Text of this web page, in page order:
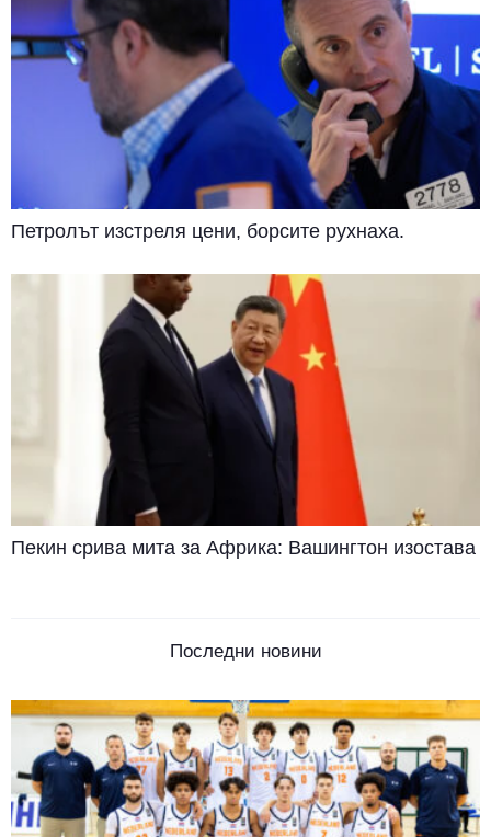
Петролът изстреля цени, борсите рухнаха.
Пекин срива мита за Африка: Вашингтон изостава
Последни новини